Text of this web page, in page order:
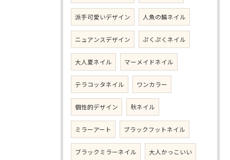
派手可愛いデザイン 人魚の鱗ネイル
ニュアンスデザイン ぷくぷくネイル
大人夏ネイル マーメイドネイル
テラコッタネイル ワンカラー
個性的デザイン 秋ネイル
ミラーアート ブラックフットネイル
ブラックミラーネイル 大人かっこいい